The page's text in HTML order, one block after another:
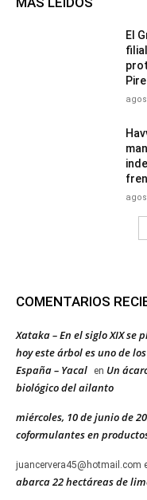
El
COMENTARIOS
Xataka – En el siglo XIX
hoy este árbol es uno de
España – Yacal
en Un
biológico del ailanto
miércoles, 10 de junio de
coformulantes en
juancervera45@hotmail.com
abarca 22 hectáreas de